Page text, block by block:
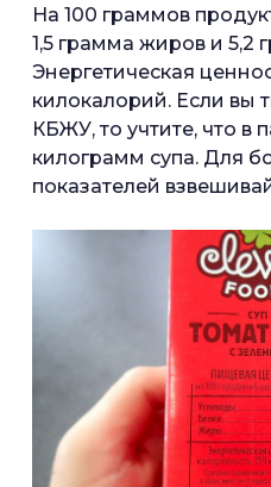
На 100 граммов
1,5 грамма жиров и 5,2
Энергетическая
килокалорий. Если вы
КБЖУ, то учтите, что в
килограмм супа. Для
показателей